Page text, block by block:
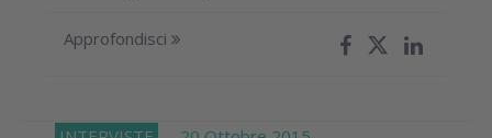
Approfondisci